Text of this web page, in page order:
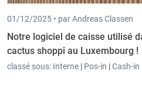
01/12/2025 • par Andreas Classen
Notre logiciel de caisse utilisé
cactus shoppi au Luxembourg !
classé sous: Interne | Pos-in |Cash-in